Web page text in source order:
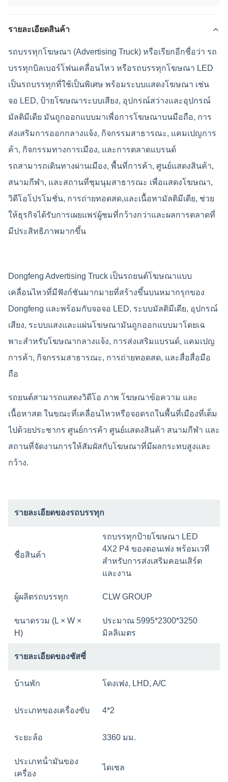
รายละเอียดสินค้า
รถบรรทุกโฆษณา (Advertising Truck) หรือเรียกอีกชื่อว่า รถ
บรรทุกบิลเบอร์โฟนเคลื่อนไหว หรือรถบรรทุกโฆษณา LED
เป็นรถบรรทุกที่ใช้เป็นพิเศษ พร้อมระบบแสดงโฆษณา เช่น
จอ LED, ป้ายโฆษณาระบบเสียง, อุปกรณ์สว่างและอุปกรณ์
มัลติมีเดีย มันถูกออกแบบมาเพื่อการโฆษณาบนมือถือ, การ
ส่งเสริมการออกกลางแจ้ง, กิจกรรมสาธารณะ, แคมเปญการ
ค้า, กิจกรรมทางการเมือง, และการตลาดแบรนด์
รถสามารถเดินทางผ่านเมือง, พื้นที่การค้า, ศูนย์แสดงสินค้า,
สนามกีฬา, และสถานที่ชุมนุมสาธารณะ เพื่อแสดงโฆษณา,
วิดีโอโปรโมชั่น, การถ่ายทอดสด,และเนื้อหามัลติมีเดีย, ช่วย
ให้ธุรกิจได้รับการเผยแพร่ผู้ชมที่กว้างกว่าและผลการตลาดที่
มีประสิทธิภาพมากขึ้น
Dongfeng Advertising Truck เป็นรถยนต์โฆษณาแบบ
เคลื่อนไหวที่มีฟังก์ชันมากมายที่สร้างขึ้นบนหมากรุกของ
Dongfeng และพร้อมกับจอจอ LED, ระบบมัลติมีเดีย, อุปกรณ์
เสียง, ระบบแสงและแผ่นโฆษณามันถูกออกแบบมาโดยเฉ
พาะสําหรับโฆษณากลางแจ้ง, การส่งเสริมแบรนด์, แคมเปญ
การค้า, กิจกรรมสาธารณะ, การถ่ายทอดสด, และสื่อสื่อมือ
ถือ
รถยนต์สามารถแสดงวิดีโอ ภาพ โฆษณาข้อความ และ
เนื้อหาสด ในขณะที่เคลื่อนไหวหรือจอดรถในพื้นที่เมืองที่เต็ม
ไปด้วยประชากร ศูนย์การค้า ศูนย์แสดงสินค้า สนามกีฬา และ
สถานที่จัดงานการให้สัมผัสกับโฆษณาที่มีผลกระทบสูงและ
กว้าง.
รายละเอียดของรถบรรทุก
ชื่อสินค้า
รถบรรทุกป้ายโฆษณา LED
4X2 P4 ของดอนเฟง พร้อมเวที
สําหรับการส่งเสริมคอนเสิร์ต
และงาน
ผู้ผลิตรถบรรทุก CLW GROUP
ขนาดรวม (L × W ×
H)
ประมาณ 5995*2300*3250
มิลลิเมตร
รายละเอียดของชัสซี่
บ้านพัก โดงเฟง, LHD, A/C
ประเภทของเครื่องขับ 4*2
ระยะล้อ 3360 มม.
ประเภทน้ํามันของ
เครื่อง
ไดเซล